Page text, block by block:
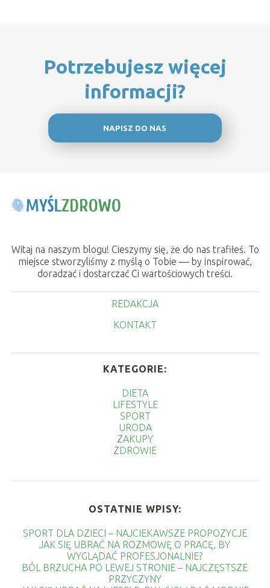
Potrzebujesz więcej
informacji?
NAPISZ DO NAS
Witaj na naszym blogu! Cieszymy się, że do nas trafiłeś. To
miejsce stworzyliśmy z myślą o Tobie — by inspirować,
doradzać i dostarczać Ci wartościowych treści.
REDAKCJA
KONTAKT
KATEGORIE:
DIETA
LIFESTYLE
SPORT
URODA
ZAKUPY
ZDROWIE
OSTATNIE WPISY:
SPORT DLA DZIECI – NAJCIEKAWSZE PROPOZYCJE
JAK SIĘ UBRAĆ NA ROZMOWĘ O PRACĘ, BY
WYGLĄDAĆ PROFESJONALNIE?
BÓL BRZUCHA PO LEWEJ STRONIE – NAJCZĘSTSZE
PRZYCZYNY